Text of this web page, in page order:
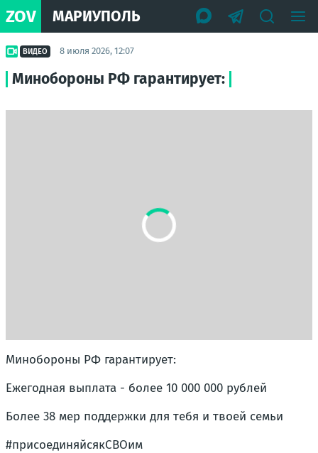
ZOV МАРИУПОЛЬ
ВИДЕО 8 июля 2026, 12:07
Минобороны РФ гарантирует:
Минобороны РФ гарантирует:
Ежегодная выплата - более 10 000 000 рублей
Более 38 мер поддержки для тебя и твоей семьи
#присоединяйсякСВОим